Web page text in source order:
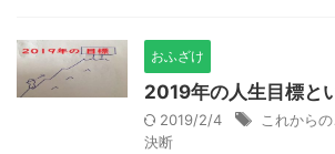
おふざけ
2019年の人生目標と
2019/2/4 これからの
決断